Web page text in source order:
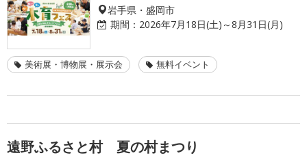
岩手県・盛岡市
期間： 2026年7月18日(土)～8月31日(月)
美術展・博物展・展示会 無料イベント
遠野ふるさと村 夏の村まつり